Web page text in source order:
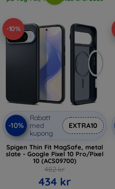
-10%
-10%
Rabatt
med
kupong
EXTRA10
Spigen Thin Fit MagSafe, metal
slate - Google Pixel 10 Pro/Pixel
10 (ACS09700)
482 kr
434 kr